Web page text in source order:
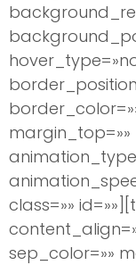
class=»»
sep_color=»»